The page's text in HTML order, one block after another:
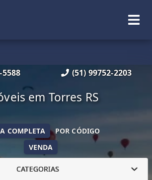
5588 (51) 99752-2203
em Torres RS
VENDA
COMPLETA POR CÓDIGO
CATEGORIAS